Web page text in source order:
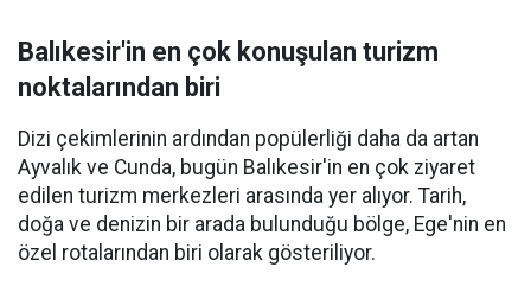
Balıkesir'in en çok konuşulan turizm
noktalarından biri
Dizi çekimlerinin ardından popülerliği daha da artan
Ayvalık ve Cunda, bugün Balıkesir'in en çok ziyaret
edilen turizm merkezleri arasında yer alıyor. Tarih,
doğa ve denizin bir arada bulunduğu bölge, Ege'nin en
özel rotalarından biri olarak gösteriliyor.